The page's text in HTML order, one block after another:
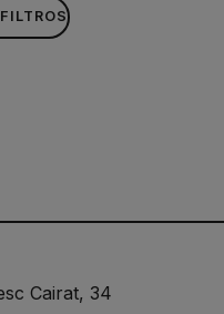
Cairat, 34